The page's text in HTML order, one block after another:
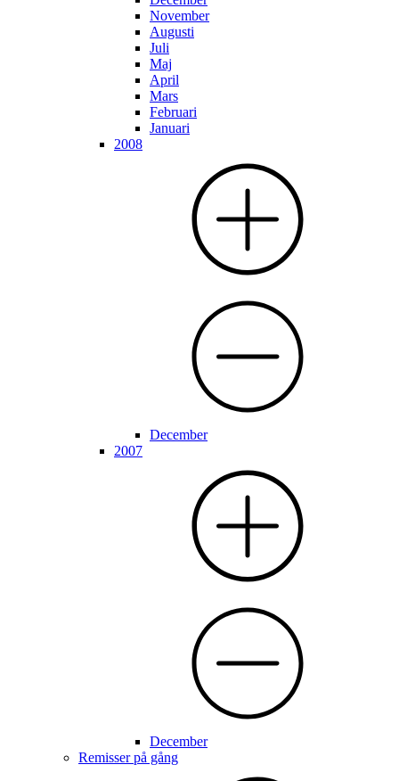
November
Augusti
Juli
Maj
April
Mars
Februari
Januari
2008
December
2007
December
Remisser på gång